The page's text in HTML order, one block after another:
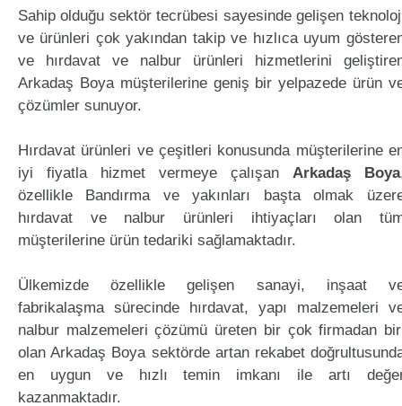
Sahip olduğu sektör tecrübesi sayesinde gelişen
ve ürünleri çok yakından takip ve hızlıca uyum
ve hırdavat ve nalbur ürünleri hizmetlerini
Arkadaş Boya müşterilerine geniş bir yelpazede ürün
çözümler sunuyor.
Hırdavat ürünleri ve çeşitleri konusunda müşterilerine
iyi fiyatla hizmet vermeye çalışan Arkadaş Boya
özellikle Bandırma ve yakınları başta olmak
hırdavat ve nalbur ürünleri ihtiyaçları olan
müşterilerine ürün tedariki sağlamaktadır.
Ülkemizde özellikle gelişen sanayi, inşaat
fabrikalaşma sürecinde hırdavat, yapı malzemeleri
nalbur malzemeleri çözümü üreten bir çok firmadan
olan Arkadaş Boya sektörde artan rekabet
en uygun ve hızlı temin imkanı ile artı
kazanmaktadır.